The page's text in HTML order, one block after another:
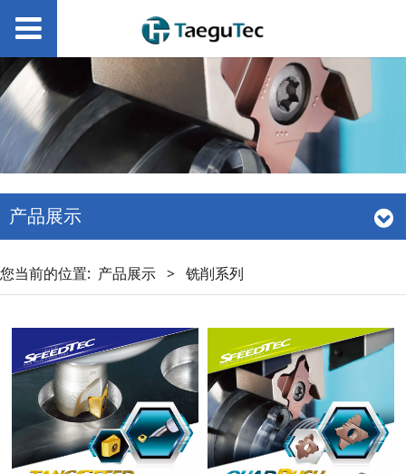
产品展示
您当前的位置: 产品展示 > 铣削系列